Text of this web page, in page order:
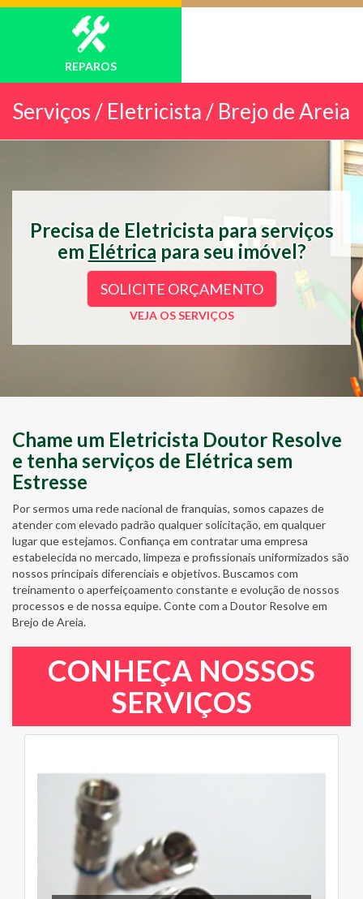
REPAROS
Serviços / Eletricista / Brejo de Areia
Precisa de Eletricista para serviços
em Elétrica para seu imóvel?
SOLICITE ORÇAMENTO
VEJA OS SERVIÇOS
Chame um Eletricista Doutor Resolve
e tenha serviços de Elétrica sem
Estresse
Por sermos uma rede nacional de franquias, somos capazes de
atender com elevado padrão qualquer solicitação, em qualquer
lugar que estejamos. Confiança em contratar uma empresa
estabelecida no mercado, limpeza e profissionais uniformizados são
nossos principais diferenciais e objetivos. Buscamos com
treinamento o aperfeiçoamento constante e evolução de nossos
processos e de nossa equipe. Conte com a Doutor Resolve em
Brejo de Areia.
CONHEÇA NOSSOS
SERVIÇOS